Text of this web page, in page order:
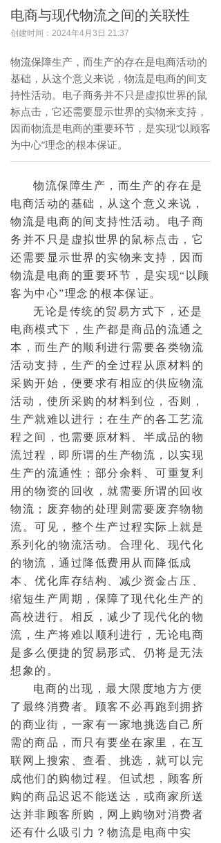
电商与现代物流之间的关联性
创建时间： 2024年4月3日 21:37
物流保障生产，而生产的存在是电商活动的
基础，从这个意义来说，物流是电商的间支
持性活动。电子商务并不只是虚拟世界的鼠
标点击，它还需要显示世界的实物来支持，
因而物流是电商的重要环节，是实现“以顾客
为中心”理念的根本保证。
物流保障生产，而生产的存在是
电商活动的基础，从这个意义来说，
物流是电商的间支持性活动。电子商
务并不只是虚拟世界的鼠标点击，它
还需要显示世界的实物来支持，因而
物流是电商的重要环节，是实现“以顾
客为中心”理念的根本保证。
无论是传统的贸易方式下，还是
电商模式下，生产都是商品的流通之
本，而生产的顺利进行需要各类物流
活动支持，生产的全过程从原材料的
采购开始，便要求有相应的供应物流
活动，使所采购的材料到位，否则，
生产就难以进行；在生产的各工艺流
程之间，也需要原材料、半成品的物
流过程，即所谓的生产物流，以实现
生产的流通性；部分余料、可重复利
用的物资的回收，就需要所谓的回收
物流；废弃物的处理则需要废弃物物
流。可见，整个生产过程实际上就是
系列化的物流活动。合理化、现代化
的物流，通过降低费用从而降低成
本、优化库存结构、减少资金占压、
缩短生产周期，保障了现代化生产的
高校进行。相反，减少了现代化的物
流，生产将难以顺利进行，无论电商
是多么便捷的贸易形式、仍将是无法
想象的。
电商的出现，最大限度地方方便
了最终消费者。顾客不必再跑到拥挤
的商业街，一家有一家地挑选自己所
需的商品，而只有要坐在家里，在互
联网上搜索、查看、挑选，就可以完
成他们的购物过程。但试想，顾客所
购的商品迟迟不能送达，或商家所送
达并非顾客所购，网上购物对消费者
还有什么吸引力？物流是电商中实